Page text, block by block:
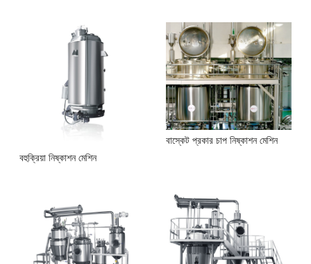
বহুক্রিয়া নিষ্কাশন মেশিন
বাস্কেট প্রকার চাপ নিষ্কাশন মেশিন